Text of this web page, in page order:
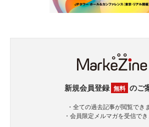
新規会員登録 無料 のご
・全ての過去記事が閲覧でき
・会員限定メルマガを受信で